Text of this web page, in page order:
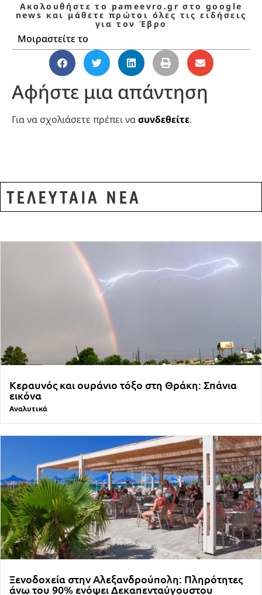
Ακολουθήστε το pameevro.gr στο google
news και μάθετε πρώτοι όλες τις ειδήσεις
για τον Έβρο
Μοιραστείτε το
Αφήστε μια απάντηση
Για να σχολιάσετε πρέπει νασυνδεθείτε.
ΤΕΛΕΥΤΑΙΑ ΝΕΑ
Κεραυνός και ουράνιο τόξο στη Θράκη: Σπάνια
εικόνα
Αναλυτικά
Ξενοδοχεία στην Αλεξανδρούπολη: Πληρότητες
άνω του 90% ενόψει Δεκαπενταύγουστου